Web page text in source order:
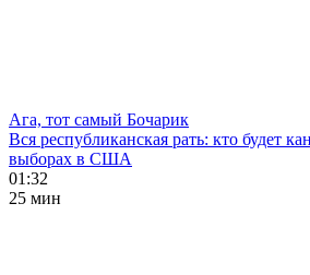
Ага, тот самый Бочарик
Вся республиканская рать: кто будет
выборах в США
01:32
25 мин